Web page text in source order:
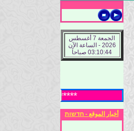
الجمعة 7 أغسطس
2026 - الساعة الآن
03:10:45 صباحاً
***** ادارة الموقع
أخبار الموقع - חדשות